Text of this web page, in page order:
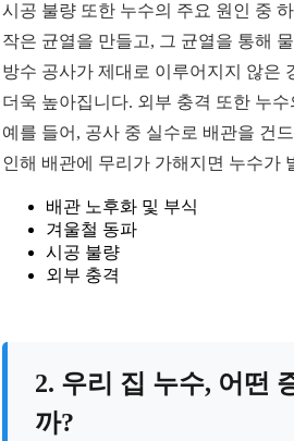
시공 불량 또한 누수의 주요 원인 중
작은 균열을 만들고, 그 균열을 통해
방수 공사가 제대로 이루어지지 않은
더욱 높아집니다. 외부 충격 또한 누
예를 들어, 공사 중 실수로 배관을 건
인해 배관에 무리가 가해지면 누수가
배관 노후화 및 부식
겨울철 동파
시공 불량
외부 충격
2. 우리 집 누수, 어떤
까?